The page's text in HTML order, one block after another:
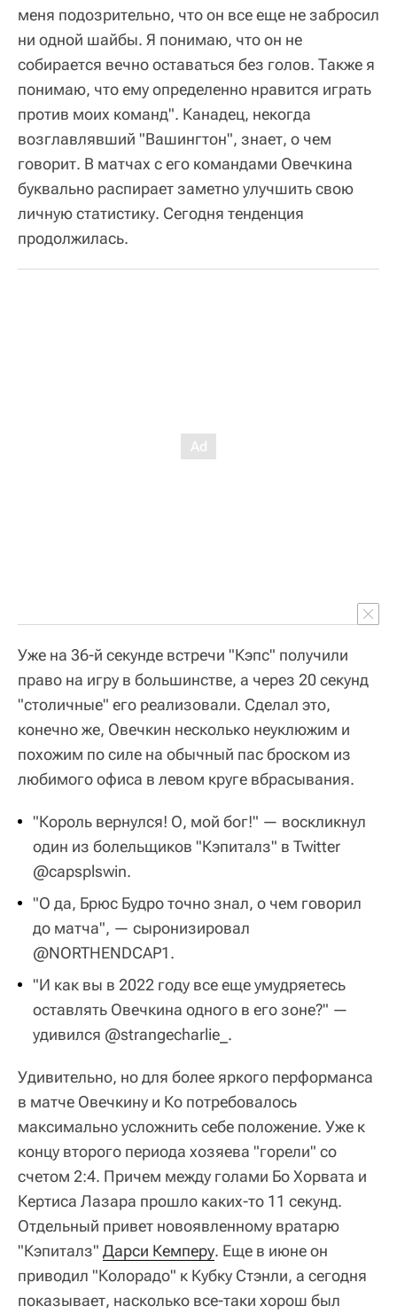
меня подозрительно, что он все еще не забросил
ни одной шайбы. Я понимаю, что он не
собирается вечно оставаться без голов. Также я
понимаю, что ему определенно нравится играть
против моих команд". Канадец, некогда
возглавлявший "Вашингтон", знает, о чем
говорит. В матчах с его командами Овечкина
буквально распирает заметно улучшить свою
личную статистику. Сегодня тенденция
продолжилась.
Уже на 36-й секунде встречи "Кэпс" получили
право на игру в большинстве, а через 20 секунд
"столичные" его реализовали. Сделал это,
конечно же, Овечкин несколько неуклюжим и
похожим по силе на обычный пас броском из
любимого офиса в левом круге вбрасывания.
"Король вернулся! О, мой бог!" — воскликнул
один из болельщиков "Кэпиталз" в Twitter
@capsplswin.
"О да, Брюс Будро точно знал, о чем говорил
до матча", — сыронизировал
@NORTHENDCAP1.
"И как вы в 2022 году все еще умудряетесь
оставлять Овечкина одного в его зоне?" —
удивился @strangecharlie_.
Удивительно, но для более яркого перформанса
в матче Овечкину и Ко потребовалось
максимально усложнить себе положение. Уже к
концу второго периода хозяева "горели" со
счетом 2:4. Причем между голами Бо Хорвата и
Кертиса Лазара прошло каких-то 11 секунд.
Отдельный привет новоявленному вратарю
"Кэпиталз" Дарси Кемперу. Еще в июне он
приводил "Колорадо" к Кубку Стэнли, а сегодня
показывает, насколько все-таки хорош был